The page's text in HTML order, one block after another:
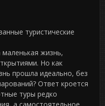
туристические
жизнь,
Но как
прошла идеально, без
Ответ кроется
туры редко